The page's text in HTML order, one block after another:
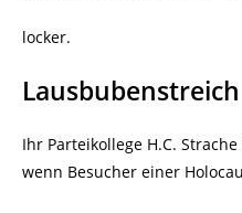
locker.
Lausbubenstreich
Ihr Parteikollege H.C.
wenn Besucher einer